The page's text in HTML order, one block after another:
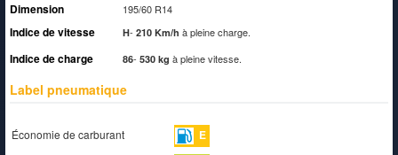
Dimension 195/60 R14
Indice de vitesse H- 210 Km/h à pleine charge.
Indice de charge 86- 530 kg à pleine vitesse.
Label pneumatique
Économie de carburant E